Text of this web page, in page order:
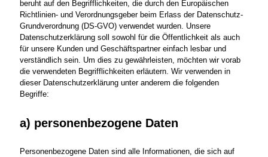
beruht auf den Begrifflichkeiten, die durch den Europäischen
Richtlinien- und Verordnungsgeber beim Erlass der Datenschutz-
Grundverordnung (DS-GVO) verwendet wurden. Unsere
Datenschutzerklärung soll sowohl für die Öffentlichkeit als auch
für unsere Kunden und Geschäftspartner einfach lesbar und
verständlich sein. Um dies zu gewährleisten, möchten wir vorab
die verwendeten Begrifflichkeiten erläutern. Wir verwenden in
dieser Datenschutzerklärung unter anderem die folgenden
Begriffe:
a) personenbezogene Daten
Personenbezogene Daten sind alle Informationen, die sich auf